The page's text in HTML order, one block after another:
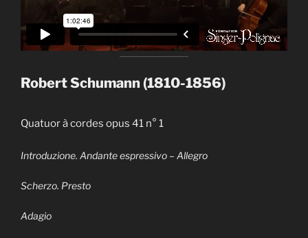
Robert Schumann (1810-1856)
Quatuor à cordes opus 41 n° 1
Introduzione. Andante espressivo – Allegro
Scherzo. Presto
Adagio